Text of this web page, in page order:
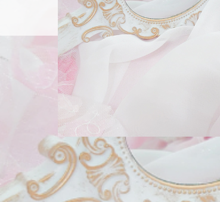
About 作品紹介